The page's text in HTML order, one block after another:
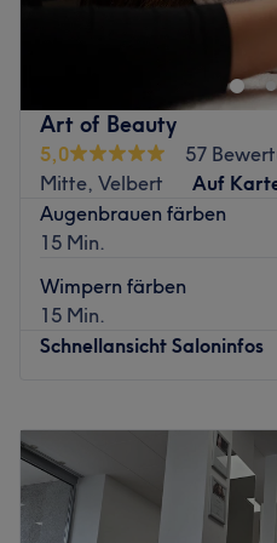
Art of Beauty
5,0
57
Mitte, Velbert
Auf
Augenbrauen färben
15 Min.
Wimpern färben
15 Min.
Schnellansicht Saloninfos
Mittwoch
Donnerstag
Freitag